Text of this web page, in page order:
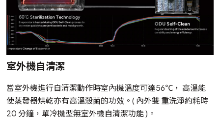
室外機自清潔
當室外機進行自清潔動作時室內機溫度可達56℃， 高溫能
使蒸發器烘乾亦有高溫殺菌的功效。( 內外雙 重洗淨約耗時
20 分鐘，單冷機型無室外機自清潔功能 )。